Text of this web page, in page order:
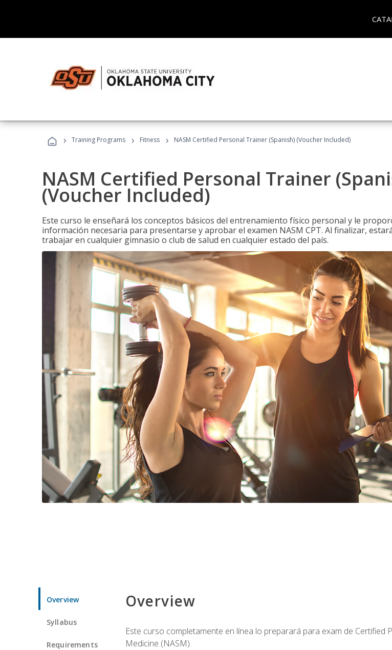
› Training Programs › Fitness › NASM Certified Personal Trainer (Spanish) (Voucher Included)
NASM Certified Personal Trainer
(Voucher Included)
Este curso le enseñará los conceptos básicos del entrenamiento físico personal y le
información necesaria para presentarse y aprobar el examen NASM CPT. Al finalizar,
trabajar en cualquier gimnasio o club de salud en cualquier estado del país.
Overview
Syllabus
Requirements
Overview
Este curso completamente en línea lo preparará para exam de
Medicine (NASM).